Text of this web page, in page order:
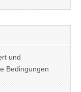
und
Bedingungen